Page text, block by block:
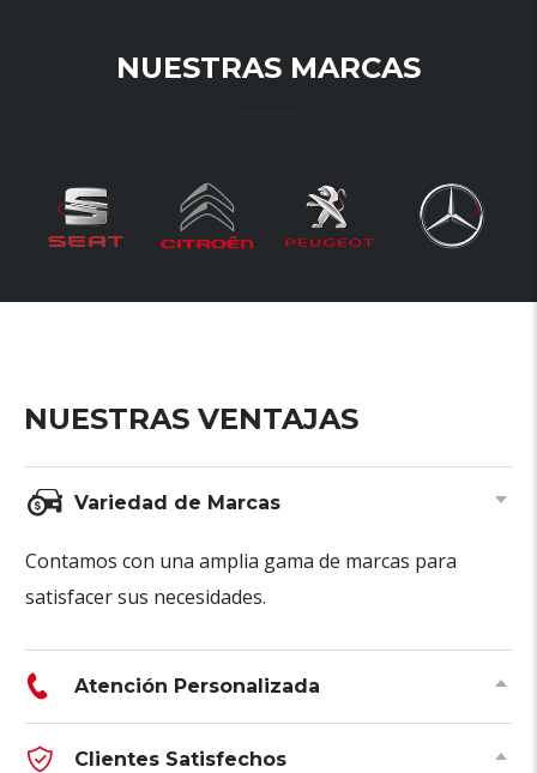
NUESTRAS MARCAS
NUESTRAS VENTAJAS
Variedad de Marcas
Contamos con una amplia gama de marcas para
satisfacer sus necesidades.
Atención Personalizada
Clientes Satisfechos